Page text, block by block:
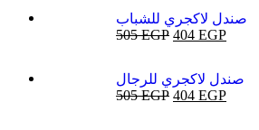
صندل لاكجري للشباب
505EGP 404 EGP
صندل لاكجري للرجال
505EGP 404 EGP